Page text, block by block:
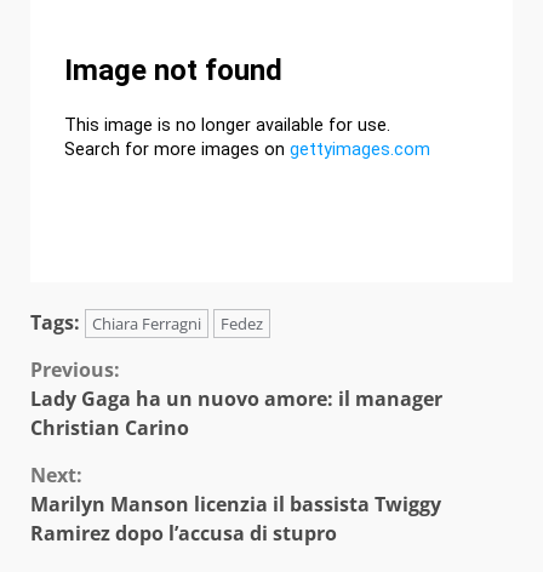
Tags: Chiara Ferragni Fedez
Continue
Reading
Previous:
Lady Gaga ha un nuovo amore: il manager
Christian Carino
Next:
Marilyn Manson licenzia il bassista Twiggy
Ramirez dopo l’accusa di stupro